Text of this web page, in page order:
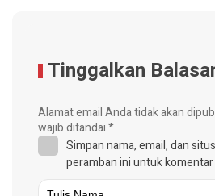
Tinggalkan
Alamat email Anda tidak akan
wajib ditandai*
Simpan nama, email, dan
peramban ini untuk